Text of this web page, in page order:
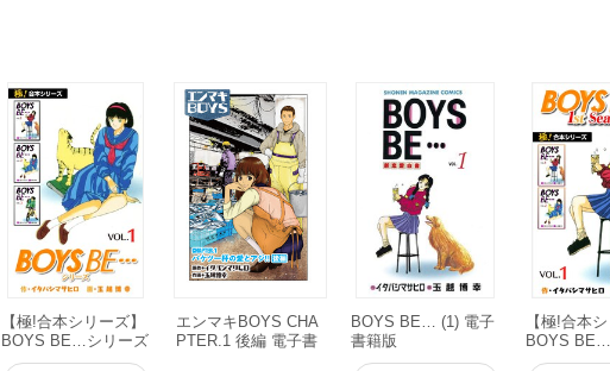
【極!合本シリーズ】
BOYS BE…シリーズ
1巻 電子書籍版
エンマキBOYS CHA
PTER.1 後編 電子書
BOYS BE… (1) 電子
書籍版
【極!合本
BOYS
on1巻 電子